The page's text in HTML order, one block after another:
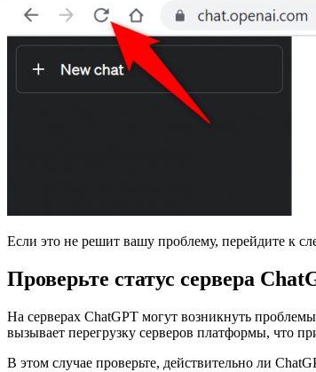
Если это не решит вашу проблему, перейдите к
Проверьте статус сервера
На серверах ChatGPT могут возникнуть
вызывает перегрузку серверов платформы, что
В этом случае проверьте, действительно ли